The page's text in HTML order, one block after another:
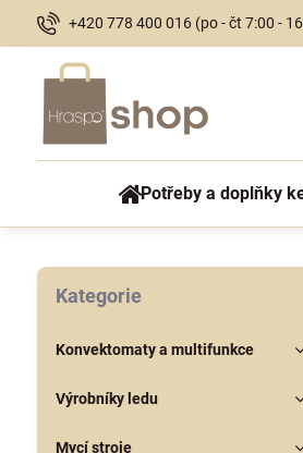
+420 778 400 016 (po - čt 7:00 -
Potřeby a doplňky
Kategorie
Konvektomaty a multifunkce
Výrobníky ledu
Mycí stroje